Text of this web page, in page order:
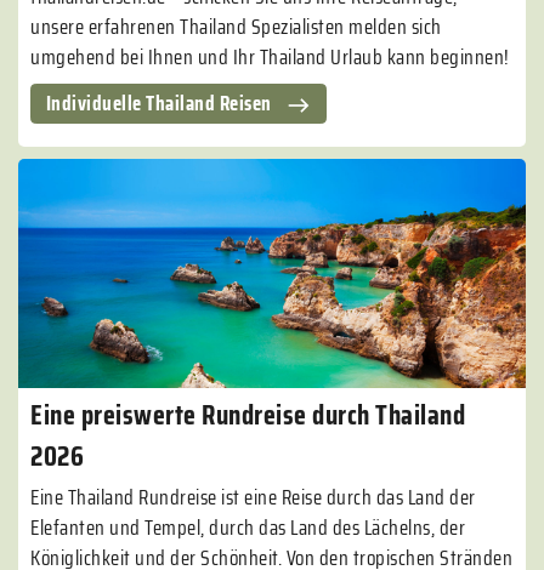
unsere erfahrenen Thailand Spezialisten melden sich
umgehend bei Ihnen und Ihr Thailand Urlaub kann beginnen!
Individuelle Thailand Reisen
Eine preiswerte Rundreise durch Thailand
2026
Eine Thailand Rundreise ist eine Reise durch das Land der
Elefanten und Tempel, durch das Land des Lächelns, der
Königlichkeit und der Schönheit. Von den tropischen Stränden